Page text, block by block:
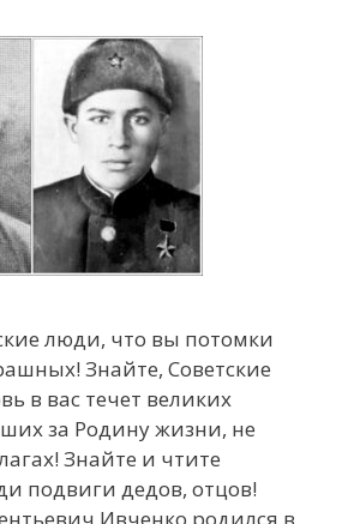
люди, что вы потомки
Знайте, Советские
в вас течет великих
за Родину жизни, не
Знайте и чтите
подвиги дедов, отцов!
Ивченко родился в